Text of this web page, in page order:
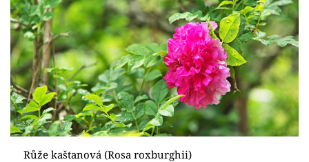
Růže kaštanová (Rosa roxburghii)